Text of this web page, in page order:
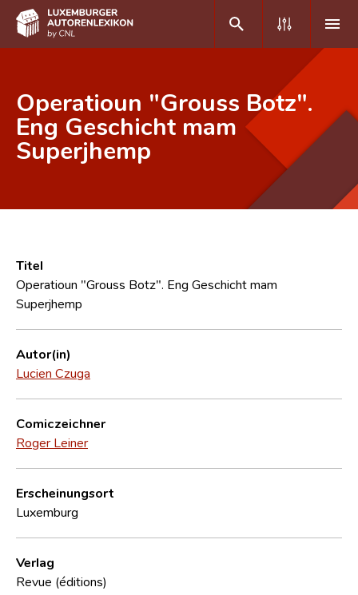
DE FR
Home
Erweiterte Suche
CNL
Forschungsgruppe
Operatioun "Grouss Botz".
Eng Geschicht mam
Superjhemp
Titel
Operatioun "Grouss Botz". Eng Geschicht mam
Superjhemp
Autor(in)
Lucien Czuga
Comiczeichner
Roger Leiner
Erscheinungsort
Luxemburg
Verlag
Revue (éditions)